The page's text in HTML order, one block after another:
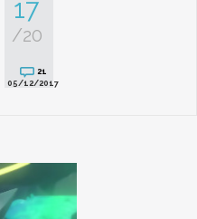
17
/20
21
05/12/2017